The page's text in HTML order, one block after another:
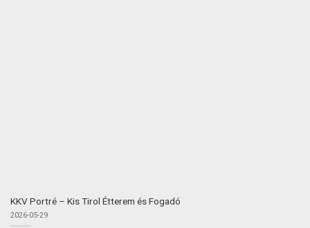
KKV Portré – Kis Tirol Étterem és Fogadó
2026-05-29